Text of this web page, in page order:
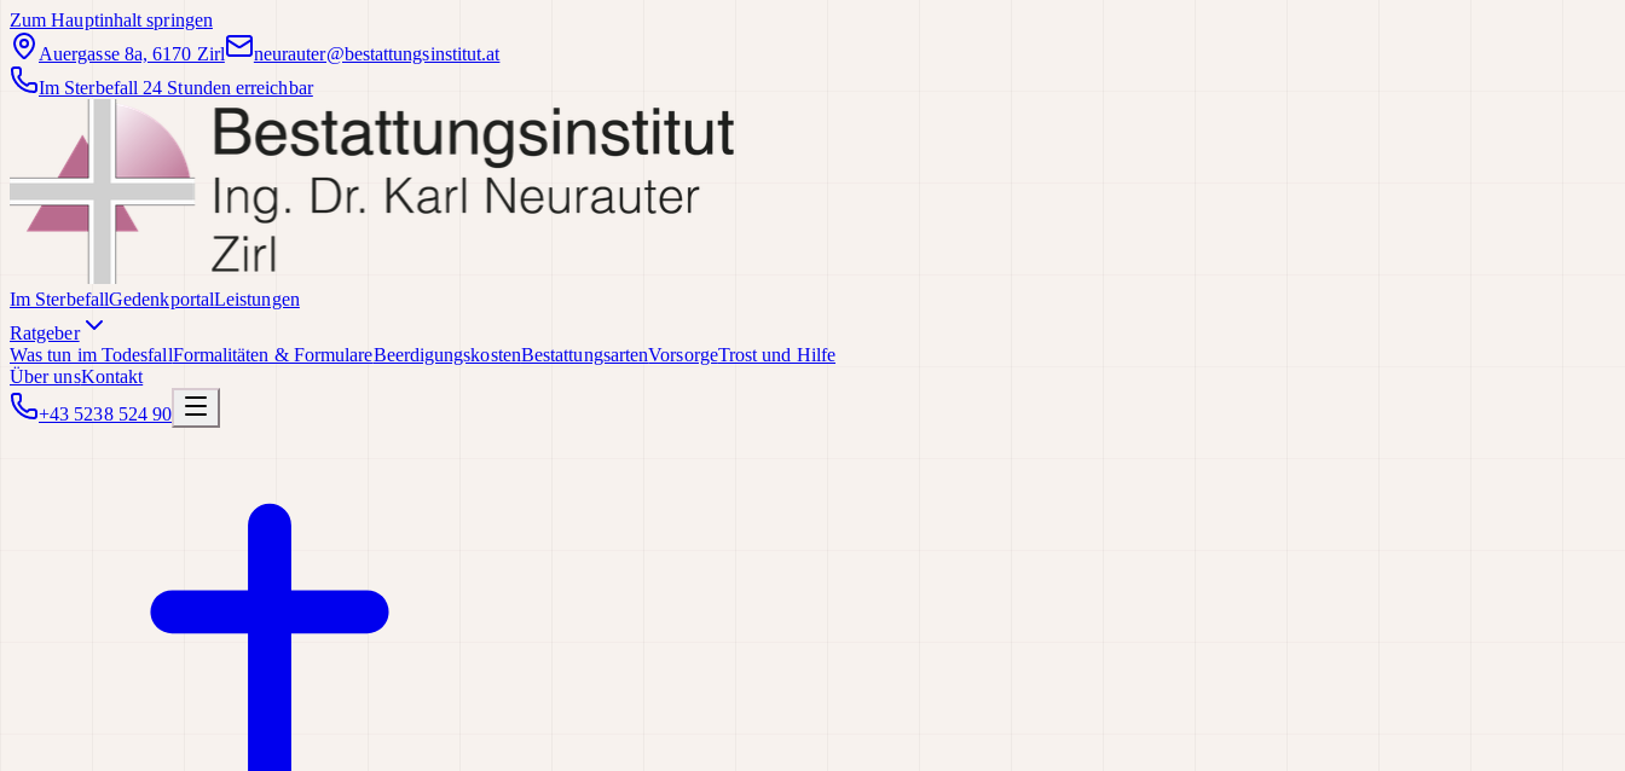
Zum Hauptinhalt springen
Auergasse 8a, 6170 Zirl
neurauter@bestattungsinstitut.at
Im Sterbefall 24 Stunden erreichbar
Im SterbefallGedenkportalLeistungen
Ratgeber
Was tun im TodesfallFormalitäten & FormulareBeerdigungskostenBestattungsartenVorsorgeTrost und Hilfe
Über unsKontakt
+43 5238 524 90